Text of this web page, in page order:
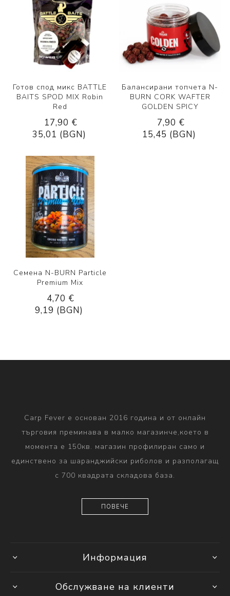
Готов спод микс BATTLE
BAITS SPOD MIX Robin
Red
17,90 €
35,01 (BGN)
Балансирани топчета N-
BURN CORK WAFTER
GOLDEN SPICY
7,90 €
15,45 (BGN)
Семена N-BURN Particle
Premium Mix
4,70 €
9,19 (BGN)
Carp Fever е основан 2016 година и от онлайн
търговия преминава в малко магазинче,което в
момента е 150кв. магазин профилиран само и
единствено за шаранджийски риболов и разполагащ
с 700 квадрата складова база.
ПОВЕЧЕ
Информация
Обслужване на клиенти